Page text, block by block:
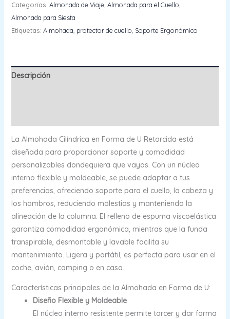
Categorías: Almohada de Viaje, Almohada para el Cuello,
Almohada para Siesta
Etiquetas: Almohada, protector de cuello, Soporte Ergonómico
Descripción
La Almohada Cilíndrica en Forma de U Retorcida está
diseñada para proporcionar soporte y comodidad
personalizables dondequiera que vayas. Con un núcleo
interno flexible y moldeable, se puede adaptar a tus
preferencias, ofreciendo soporte para el cuello, la cabeza y
los hombros, reduciendo molestias y manteniendo la
alineación de la columna. El relleno de espuma viscoelástica
garantiza comodidad ergonómica, mientras que la funda
transpirable, desmontable y lavable facilita su
mantenimiento. Ligera y portátil, es perfecta para usar en el
coche, avión, camping o en casa.
Características principales de la Almohada en Forma de U:
Diseño Flexible y Moldeable
El núcleo interno resistente permite torcer y dar forma